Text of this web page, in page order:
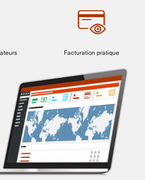
Facturation pratique